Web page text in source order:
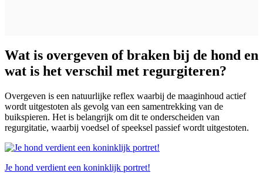
Wat is overgeven ofbraken bij de hond en
wat is het verschil met regurgiteren?
Overgeven is een natuurlijke reflex waarbij de maaginhoud actief
wordt uitgestoten als gevolg van een samentrekking van de
buikspieren. Het is belangrijk om dit te onderscheiden van
regurgitatie, waarbij voedsel of speeksel passief wordt uitgestoten.
Je hond verdient een koninklijk portret!